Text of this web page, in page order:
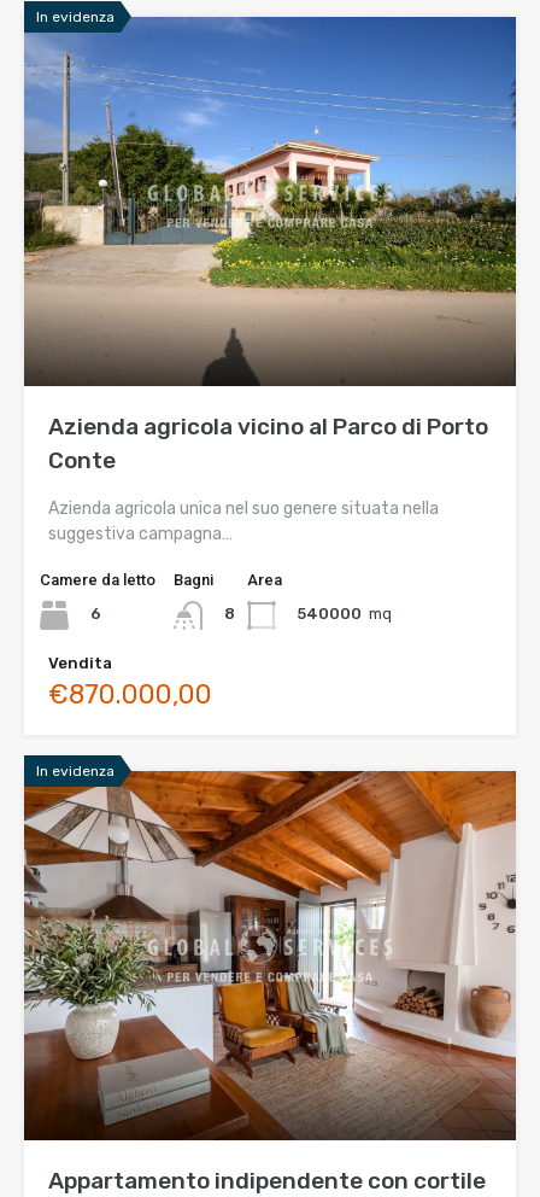
In evidenza
Azienda agricola vicino al Parco di Porto
Conte
Azienda agricola unica nel suo genere situata nella
suggestiva campagna…
Camere da letto
6
Bagni
8
Area
540000 mq
Vendita
€870.000,00
In evidenza
Appartamento indipendente con cortile